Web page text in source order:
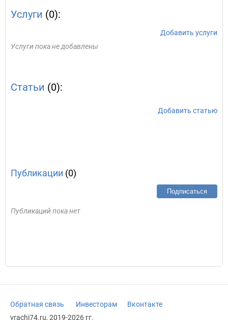
Услуги (0):
Добавить услуги
Услуги пока не добавлены
Статьи (0):
Добавить статью
Публикации (0)
Подписаться
Публикаций пока нет
Обратная связь Инвесторам
Вконтакте
vrachi74.ru, 2019-2026 гг.